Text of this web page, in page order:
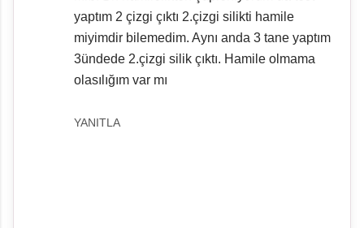
yaptım 2 çizgi çıktı 2.çizgi silikti hamile
miyimdir bilemedim. Aynı anda 3 tane yaptım
3ündede 2.çizgi silik çıktı. Hamile olmama
olasılığım var mı
YANITLA